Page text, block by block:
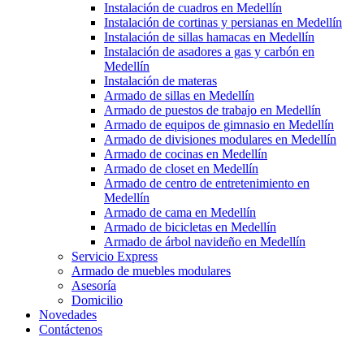
Instalación de cuadros en Medellín
Instalación de cortinas y persianas en Medellín
Instalación de sillas hamacas en Medellín
Instalación de asadores a gas y carbón en
Medellín
Instalación de materas
Armado de sillas en Medellín
Armado de puestos de trabajo en Medellín
Armado de equipos de gimnasio en Medellín
Armado de divisiones modulares en Medellín
Armado de cocinas en Medellín
Armado de closet en Medellín
Armado de centro de entretenimiento en
Medellín
Armado de cama en Medellín
Armado de bicicletas en Medellín
Armado de árbol navideño en Medellín
Servicio Express
Armado de muebles modulares
Asesoría
Domicilio
Novedades
Contáctenos